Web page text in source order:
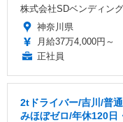
株式会社SDベンディン
神奈川県
月給37万4,000円～
正社員
2tドライバー/吉川/普
みほぼゼロ/年休120日